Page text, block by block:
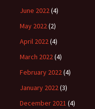
June 2022(4)
May 2022(2)
April 2022(4)
March 2022(4)
February 2022(4)
January 2022(3)
December 2021 (4)